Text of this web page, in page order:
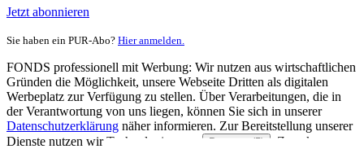
Jetzt abonnieren
Sie haben ein PUR-Abo? Hier anmelden.
FONDS professionell mit Werbung: Wir nutzen aus wirtschaftlichen
Gründen die Möglichkeit, unsere Webseite Dritten als digitalen
Werbeplatz zur Verfügung zu stellen. Über Verarbeitungen, die in
der Verantwortung von uns liegen, können Sie sich in unserer
Datenschutzerklärung näher informieren. Zur Bereitstellung unserer
Dienste nutzen wir Technologien von
Partnern (5)
. Zwecke: